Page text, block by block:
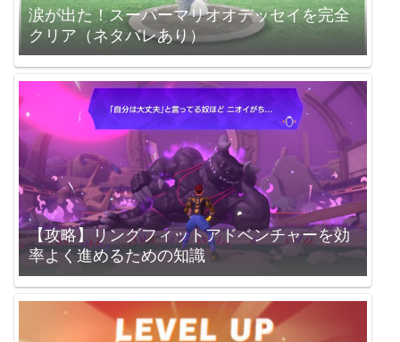
涙が出た！スーパーマリオオデッセイを完全
クリア（ネタバレあり）
【攻略】リングフィットアドベンチャーを効
率よく進めるための知識